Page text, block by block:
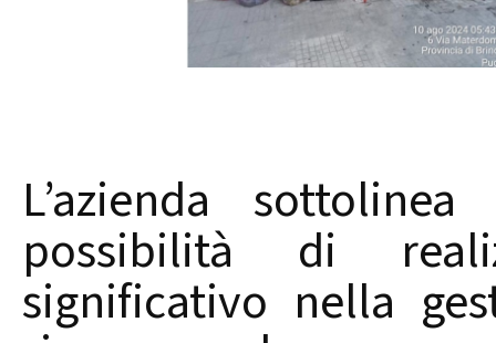
L’azienda
possibilità di
significativo nella